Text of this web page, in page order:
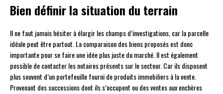
Bien définir la situation du terrain
Il ne faut jamais hésiter à élargir les champs d’investigations, car la parcelle
idéale peut être partout. La comparaison des biens proposés est donc
importante pour se faire une idée plus juste du marché. Il est également
possible de contacter les notaires présents sur le secteur. Car ils disposent
plus souvent d’un portefeuille fourni de produits immobiliers à la vente.
Provenant des successions dont ils s’occupent ou des ventes aux enchères